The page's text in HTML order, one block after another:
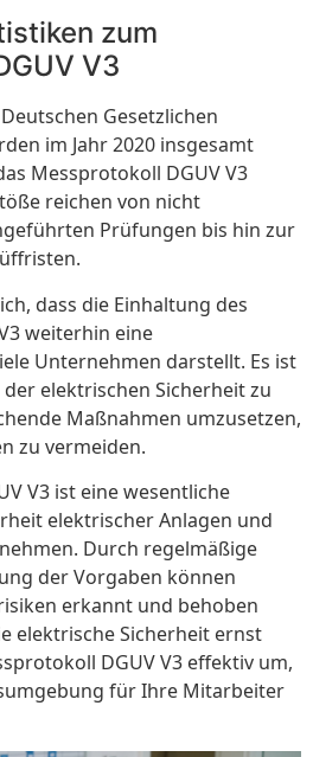
zum
V3
Gesetzlichen
im Jahr 2020 insgesamt
Messprotokoll DGUV V3
reichen von nicht
Prüfungen bis hin zur
dass die Einhaltung des
weiterhin eine
Unternehmen darstellt. Es ist
elektrischen Sicherheit zu
Maßnahmen umzusetzen,
zu vermeiden.
V3 ist eine wesentliche
elektrischer Anlagen und
Durch regelmäßige
der Vorgaben können
erkannt und behoben
elektrische Sicherheit ernst
DGUV V3 effektiv um,
für Ihre Mitarbeiter